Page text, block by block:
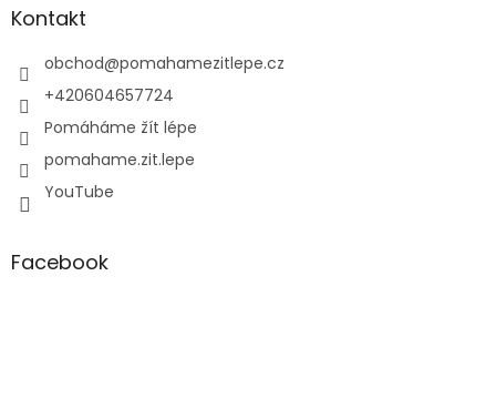
aKontakt
obchod@pomahamezitlepe.cz
+420604657724
Pomáháme žít lépe
pomahame.zit.lepe
YouTube
Facebook